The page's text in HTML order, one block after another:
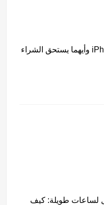
مقارنة بين IPhone 13 وiPhone 14 وأيهما يستحق الشراء
لساعات طويلة: كيف